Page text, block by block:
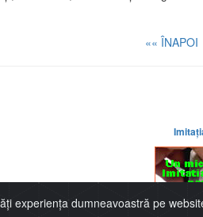
«« ÎNAPOI
experiența dumneavoastră pe